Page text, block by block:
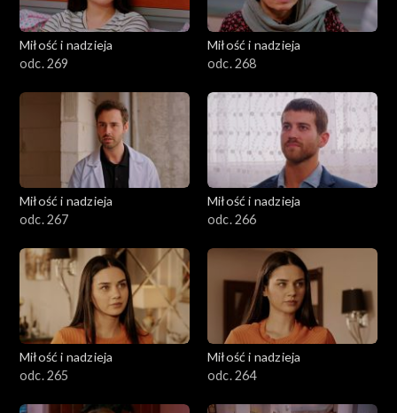
Miłość i nadzieja
odc. 269
Miłość i nadzieja
odc. 268
Miłość i nadzieja
odc. 267
Miłość i nadzieja
odc. 266
Miłość i nadzieja
odc. 265
Miłość i nadzieja
odc. 264